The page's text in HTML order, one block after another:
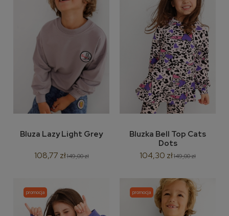
Bluza Lazy Light Grey
108,77 zł149,00 zł
Bluzka Bell Top Cats
Dots
104,30 zł149,00 zł
promocja promocja